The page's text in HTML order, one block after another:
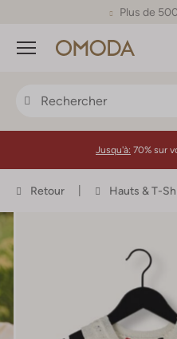
Plus de
Menu
Jusqu'à: 70% sur
Retour Hauts & T-